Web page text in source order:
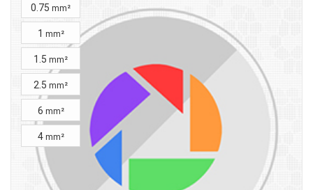
0.75 mm²
1 mm²
1.5 mm²
2.5 mm²
6 mm²
4 mm²